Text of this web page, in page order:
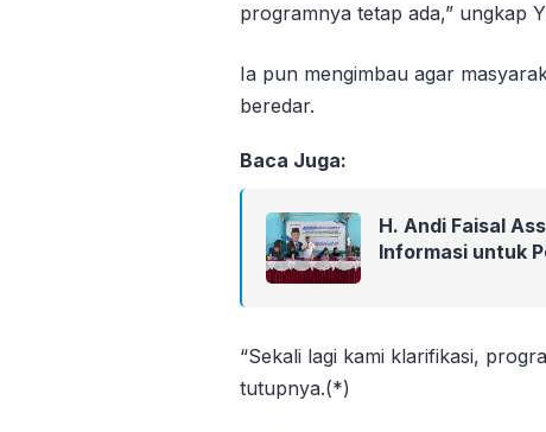
programnya tetap ada,” ungkap
Ia pun mengimbau agar
beredar.
Baca Juga:
H. Andi Faisal
Informasi untuk
“Sekali lagi kami klarifikasi,
tutupnya.(*)